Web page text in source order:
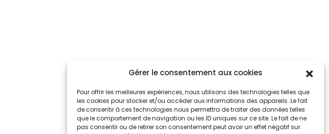
Gérer le consentement aux cookies
Pour offrir les meilleures expériences, nous utilisons des technologies telles que
les cookies pour stocker et/ou accéder aux informations des appareils. Le fait
de consentir à ces technologies nous permettra de traiter des données telles
que le comportement de navigation ou les ID uniques sur ce site. Le fait de ne
pas consentir ou de retirer son consentement peut avoir un effet négatif sur
Restez informés
Abonnez-vous aux alertes municipales
Je m'abonne